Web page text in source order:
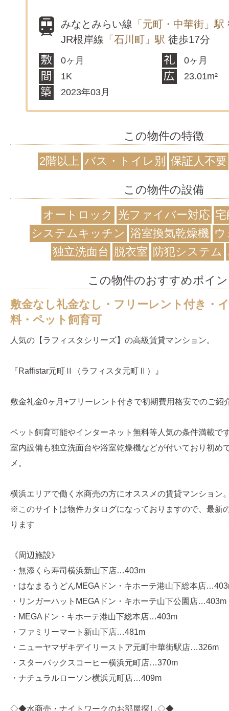
みなとみらい線 「元町・中華街」駅
JR根岸線 「石川町」駅 徒歩17分
0ヶ月
0ヶ月
1K
23.01m²
2023年03月
この物件の特徴
2階以上 バス・トイレ別 保証人不要
この物件の設備
オートロック
光ファイバー対応
システムキッチン 浴室換気乾燥機
独立洗面台 脱衣室 防犯システム
この物件のおすすめポイ
敷金なし礼金なし・フリーレント付き・
料・ペット飼育可
人気の【ラフィスタシリーズ】の高級賃貸マンション。
『Raffistar元町Ⅱ（ラフィスタ元町Ⅱ）』
敷金礼金0ヶ月+フリーレント付きで初期費用格安でのご紹
ペット飼育可能やインターネット無料等人気の条件満載で
室内設備も独立洗面台や浴室乾燥機などが付いており初め
メ。
横浜エリアで働く水商売の方にオススメの賃貸マンション
※このサイトは物件カタログになっておりますので、最新
ります
《周辺施設》
・無添くら寿司横浜新山下店…403m
・はなまるうどんMEGAドン・キホーテ港山下総本店
・リンガーハットMEGAドン・キホーテ山下公園店…403m
・MEGAドン・キホーテ港山下総本店…403m
・ファミリーマート新山下店…481m
・ニューヤマザキデイリーストア元町中華街駅店…326m
・スターバックスコーヒー横浜元町店…370m
・ナチュラルローソン横浜元町店…409m
◇◆水商売・ナイトワークのお部屋探し◇◆